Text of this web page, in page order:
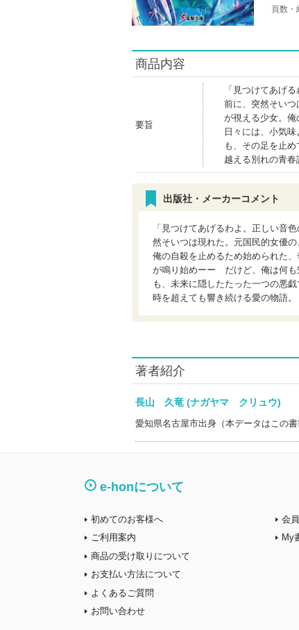
頁数・
商品内容
要旨
「見つけてあげ
前に、突然そい
が視える少女。
日々には、小気
も、その足を止
越える別れの青
出版社・メーカーコメント
「見つけてあげるわよ。正しい音
然そいつは現れた。元国民的女優
俺の自殺を止めるため始められた
が鳴り始めーー だけど、俺は何も
も、未来に隠したたった一つの悪
時を超えても響き続ける愛の物語。
著者紹介
長山 久竜 (ナガヤマ クリュウ)
愛知県名古屋市出身（本データはこの
e-honについて
初めてのお客様へ
ご利用案内
商品の受け取りについて
お支払い方法について
よくあるご質問
お問い合わせ
会
My